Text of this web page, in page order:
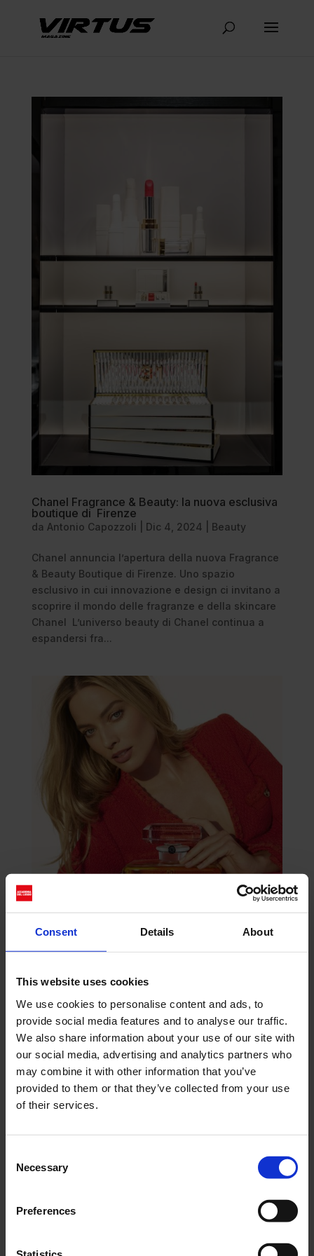
Consent Details About
This website uses cookies
We use cookies to personalise content and ads, to
provide social media features and to analyse our traffic.
We also share information about your use of our site with
our social media, advertising and analytics partners who
may combine it with other information that you’ve
provided to them or that they’ve collected from your use
of their services.
Selection
Necessary
Preferences
Chanel Fragrance & Beauty: la nuova esclusiva
boutique di Firenze
da Antonio Capozzoli Dic 4, 2024 Beauty
Chanel annuncia l’apertura della nuova Fragrance
& Beauty Boutique di Firenze. Uno spazio
esclusivo in cui innovazione e design ci invitano a
scoprire il mondo delle fragranze e della skincare
Chanel L’universo beauty di Chanel continua a
espandersi fra...
“See you at 5”: la nuova campagna di Chanel
N°5 con Margot Robbie e Jacob Elordi
daAntonio Capozzoli|Ott 15, 2024|Beauty
Luca Guadagnino dirige la nuova campagna
dell’iconica fragranza Chanel N°5. Margot Robbie
“See you at 5” dell’eterno...
Cerca